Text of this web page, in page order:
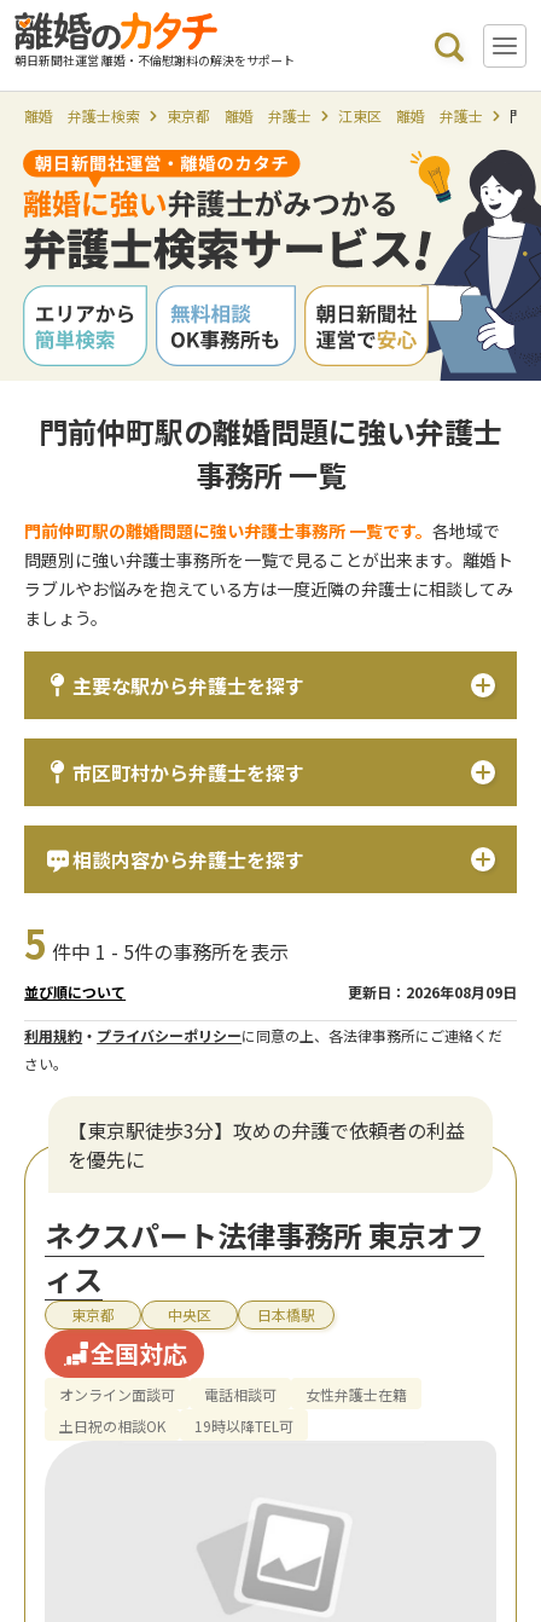
朝日新聞社運営 離婚・不倫慰謝料の解決をサポート
離婚 弁護士検索 東京都 離婚 弁護士 江東区 離婚 弁護士 門
門前仲町駅の離婚問題に強い弁護士
事務所 一覧
門前仲町駅の離婚問題に強い弁護士事務所 一覧です。各地域で
問題別に強い弁護士事務所を一覧で見ることが出来ます。離婚ト
ラブルやお悩みを抱えている方は一度近隣の弁護士に相談してみ
ましょう。
主要な駅から弁護士を探す
市区町村から弁護士を探す
相談内容から弁護士を探す
5 件中 1 - 5件の事務所を表示
並び順について 更新日：2026年08月09日
利用規約 ・ プライバシーポリシーに同意の上、各法律事務所にご連絡くだ
さい。
【東京駅徒歩3分】攻めの弁護で依頼者の利益
を優先に
ネクスパート法律事務所 東京オフ
ィス
東京都 中央区 日本橋駅
全国対応
オンライン面談可 電話相談可
女性弁護士在籍
土日祝の相談OK
19時以降TEL可